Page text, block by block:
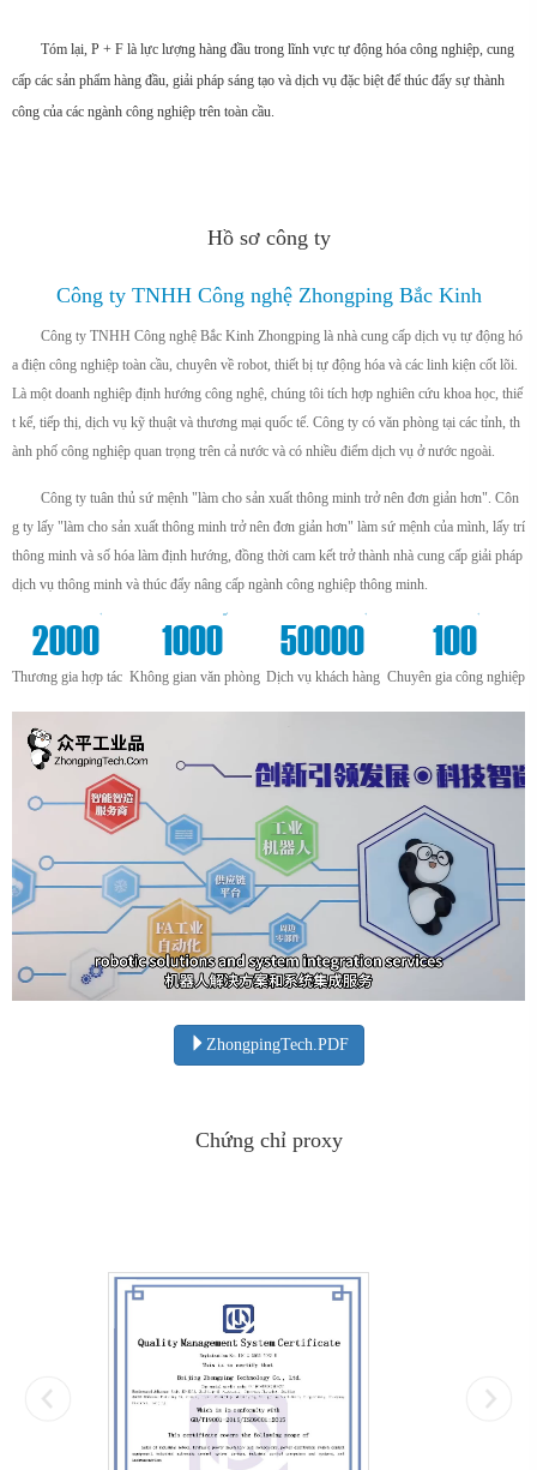
Tóm lại, P + F là lực lượng hàng đầu trong lĩnh vực tự động hóa công nghiệp, cung
cấp các sản phẩm hàng đầu, giải pháp sáng tạo và dịch vụ đặc biệt để thúc đẩy sự thành
công của các ngành công nghiệp trên toàn cầu.
Hồ sơ công ty
Công ty TNHH Công nghệ Zhongping Bắc Kinh
Công ty TNHH Công nghệ Bắc Kinh Zhongping là nhà cung cấp dịch vụ tự động hó
a điện công nghiệp toàn cầu, chuyên về robot, thiết bị tự động hóa và các linh kiện cốt lõi.
Là một doanh nghiệp định hướng công nghệ, chúng tôi tích hợp nghiên cứu khoa học, thiế
t kế, tiếp thị, dịch vụ kỹ thuật và thương mại quốc tế. Công ty có văn phòng tại các tỉnh, th
ành phố công nghiệp quan trọng trên cả nước và có nhiều điểm dịch vụ ở nước ngoài.
Công ty tuân thủ sứ mệnh "làm cho sản xuất thông minh trở nên đơn giản hơn". Côn
g ty lấy "làm cho sản xuất thông minh trở nên đơn giản hơn" làm sứ mệnh của mình, lấy trí
thông minh và số hóa làm định hướng, đồng thời cam kết trở thành nhà cung cấp giải pháp
dịch vụ thông minh và thúc đẩy nâng cấp ngành công nghiệp thông minh.
2000
+
Thương gia hợp tác
1000
m²
Không gian văn phòng
50000
+
Dịch vụ khách hàng
100
+
Chuyên gia công nghiệp
ZhongpingTech.PDF
Chứng chỉ proxy